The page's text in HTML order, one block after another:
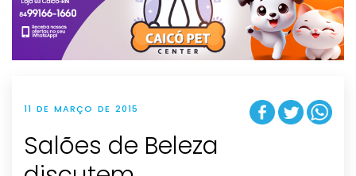
t
i
o
n
11 DE MARÇO DE 2015
Salões de Beleza